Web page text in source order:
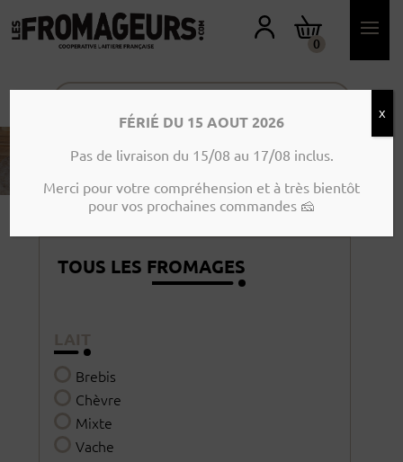
O
N
P
E
0
ACCUEIL
TOUS LES FROMAGES
Brebis
Chèvre
Mixte
Vache
FÉRIÉ DU 15 AOUT 2026
Pas de livraison du 15/08 au 17/08 inclus.
Merci pour votre compréhension et à très bientôt
pour vos prochaines commandes 🧀
X